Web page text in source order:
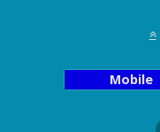
Mobile